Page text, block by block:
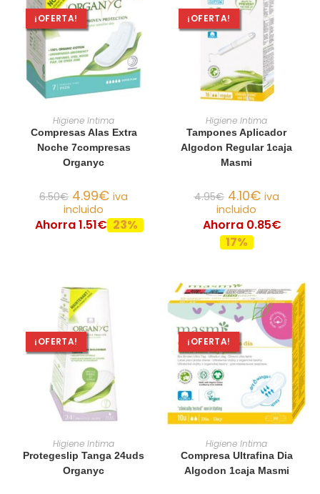
¡OFERTA!
AÑADIR AL CARRITO
Higiene Intima
Compresas Alas Extra
Noche 7compresas
Organyc
6.50€ 4.99€ iva
incluido
Ahorra 1.51€ 23%
¡OFERTA!
AÑADIR AL CARRITO
Higiene Intima
Tampones Aplicador
Algodon Regular 1caja
Masmi
4.95€ 4.10€ iva
incluido
Ahorra 0.85€
17%
¡OFERTA!
AÑADIR AL CARRITO
Higiene Intima
Protegeslip Tanga 24uds
Organyc
¡OFERTA!
AÑADIR AL CARRITO
Higiene Intima
Compresa Ultrafina Dia
Algodon 1caja Masmi